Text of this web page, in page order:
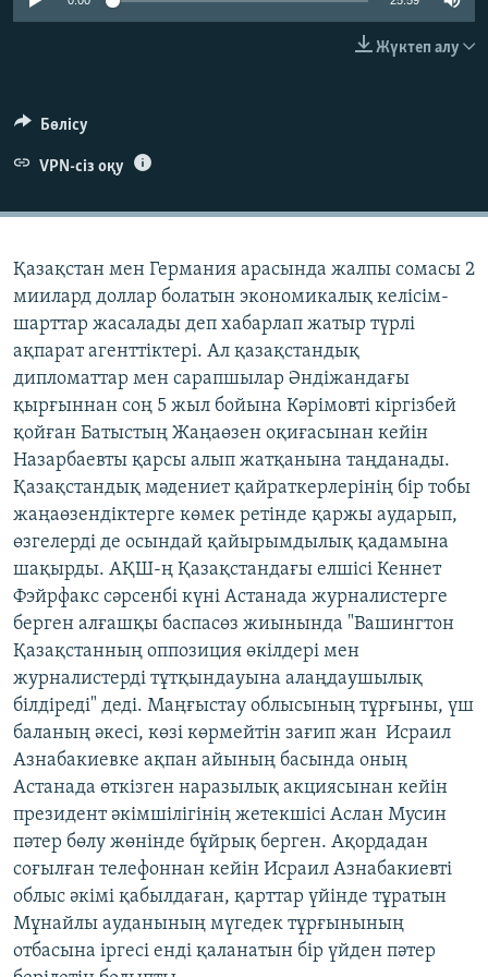
ЖАЗЫЛЫҢЫЗ
Басқа тілдерде
Жүктеп алу
Бөлісу
VPN-сіз оқу
Қазақстан мен Германия арасында жалпы сомасы 2
миилард доллар болатын экономикалық келісім-
шарттар жасалады деп хабарлап жатыр түрлі
ақпарат агенттіктері. Ал қазақстандық
дипломаттар мен сарапшылар Әндіжандағы
қырғыннан соң 5 жыл бойына Кәрімовті кіргізбей
қойған Батыстың Жаңаөзен оқиғасынан кейін
Назарбаевты қарсы алып жатқанына таңданады.
Қазақстандық мәдениет қайраткерлерінің бір тобы
жаңаөзендіктерге көмек ретінде қаржы аударып,
өзгелерді де осындай қайырымдылық қадамына
шақырды. АҚШ-ң Қазақстандағы елшісі Кеннет
Фэйрфакс сәрсенбі күні Астанада журналистерге
берген алғашқы баспасөз жиынында "Вашингтон
Қазақстанның оппозиция өкілдері мен
журналистерді тұтқындауына алаңдаушылық
білдіреді" деді. Маңғыстау облысының тұрғыны, үш
баланың әкесі, көзі көрмейтін зағип жан Исраил
Азнабакиевке ақпан айының басында оның
Астанада өткізген наразылық акциясынан кейін
президент әкімшілігінің жетекшісі Аслан Мусин
пәтер бөлу жөнінде бұйрық берген. Ақордадан
соғылған телефоннан кейін Исраил Азнабакиевті
облыс әкімі қабылдаған, қарттар үйінде тұратын
Мұнайлы ауданының мүгедек тұрғынының
отбасына іргесі енді қаланатын бір үйден пәтер